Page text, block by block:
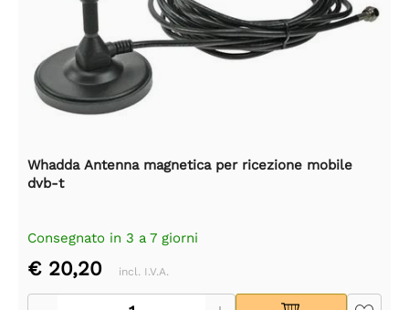
Whadda Antenna magnetica per ricezione mobile
dvb-t
Consegnato in 3 a 7 giorni
€ 20,20 incl. I.V.A.